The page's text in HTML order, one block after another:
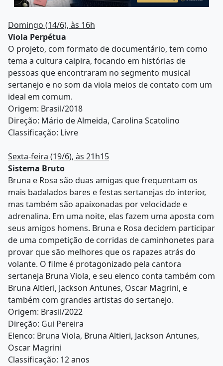
Domingo (14/6), às 16h
Viola Perpétua
O projeto, com formato de documentário, tem como
tema a cultura caipira, focando em histórias de
pessoas que encontraram no segmento musical
sertanejo e no som da viola meios de contato com um
ideal em comum.
Origem: Brasil/2018
Direção: Mário de Almeida, Carolina Scatolino
Classificação: Livre
Sexta-feira (19/6), às 21h15
Sistema Bruto
Bruna e Rosa são duas amigas que frequentam os
mais badalados bares e festas sertanejas do interior,
mas também são apaixonadas por velocidade e
adrenalina. Em uma noite, elas fazem uma aposta com
seus amigos homens. Bruna e Rosa decidem participar
de uma competição de corridas de caminhonetes para
provar que são melhores que os rapazes atrás do
volante. O filme é protagonizado pela cantora
sertaneja Bruna Viola, e seu elenco conta também com
Bruna Altieri, Jackson Antunes, Oscar Magrini, e
também com grandes artistas do sertanejo.
Origem: Brasil/2022
Direção: Gui Pereira
Elenco: Bruna Viola, Bruna Altieri, Jackson Antunes,
Oscar Magrini
Classificação: 12 anos